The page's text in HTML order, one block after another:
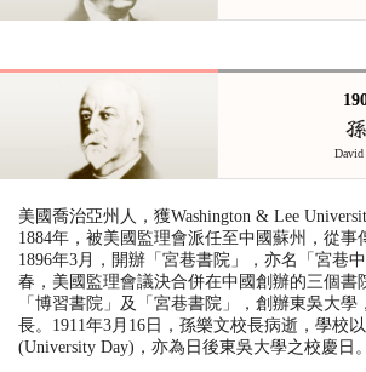
David
美國喬治亞州人，獲Washington & Lee
1884年，被美國監理會派任至中國蘇州，從事
1896年3月，開辦「宮巷書院」，亦名「宮巷
春，美國監理會議決合併在中國創辦的三個書
「博習書院」及「宮巷書院」，創辦東吳大學
長。1911年3月16日，孫樂文校長病逝，學校
(University Day)，亦為日後東吳大學之校慶日。